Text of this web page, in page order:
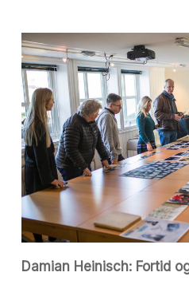
Damian Heinisch: Fortid